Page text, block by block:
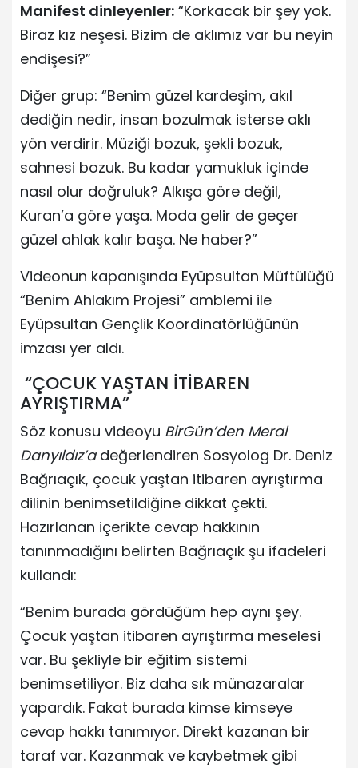
Manifest dinleyenler: “Korkacak bir şey yok.
Biraz kız neşesi. Bizim de aklımız var bu neyin
endişesi?”
Diğer grup: “Benim güzel kardeşim, akıl
dediğin nedir, insan bozulmak isterse aklı
yön verdirir. Müziği bozuk, şekli bozuk,
sahnesi bozuk. Bu kadar yamukluk içinde
nasıl olur doğruluk? Alkışa göre değil,
Kuran’a göre yaşa. Moda gelir de geçer
güzel ahlak kalır başa. Ne haber?”
Videonun kapanışında Eyüpsultan Müftülüğü
“Benim Ahlakım Projesi” amblemi ile
Eyüpsultan Gençlik Koordinatörlüğünün
imzası yer aldı.
“ÇOCUK YAŞTAN İTİBAREN
AYRIŞTIRMA”
Söz konusu videoyu BirGün’den Meral
Danyıldız’adeğerlendiren Sosyolog Dr. Deniz
Bağrıaçık, çocuk yaştan itibaren ayrıştırma
dilinin benimsetildiğine dikkat çekti.
Hazırlanan içerikte cevap hakkının
tanınmadığını belirten Bağrıaçık şu ifadeleri
kullandı:
“Benim burada gördüğüm hep aynı şey.
Çocuk yaştan itibaren ayrıştırma meselesi
var. Bu şekliyle bir eğitim sistemi
benimsetiliyor. Biz daha sık münazaralar
yapardık. Fakat burada kimse kimseye
cevap hakkı tanımıyor. Direkt kazanan bir
taraf var. Kazanmak ve kaybetmek gibi